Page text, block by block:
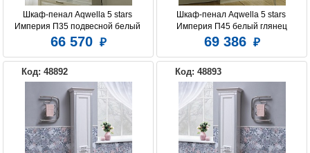
Шкаф-пенал Aqwella 5 stars
Империя П35 подвесной белый
глянец
66 570
Шкаф-пенал Aqwella 5 stars
Империя П45 белый глянец
69 386
Код: 48892 Код: 48893